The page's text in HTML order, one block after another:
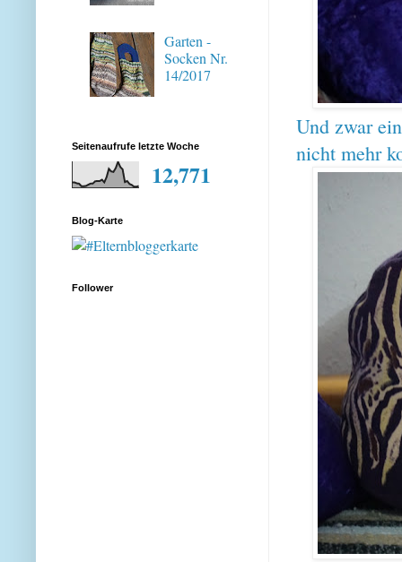
Und zwar
nicht mehr
Garten -
Socken Nr.
14/2017
Seitenaufrufe letzte Woche
12,771
Blog-Karte
Follower